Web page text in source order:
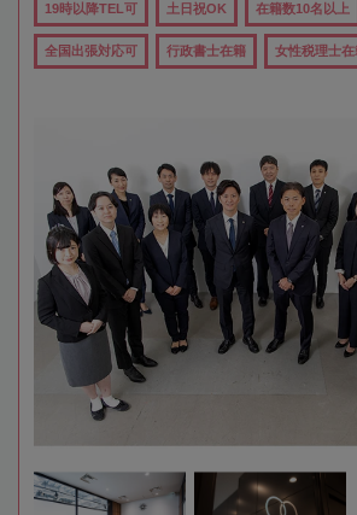
19時以降TEL可 土日祝OK 在籍数10名以上
全国出張対応可 行政書士在籍 女性税理士在